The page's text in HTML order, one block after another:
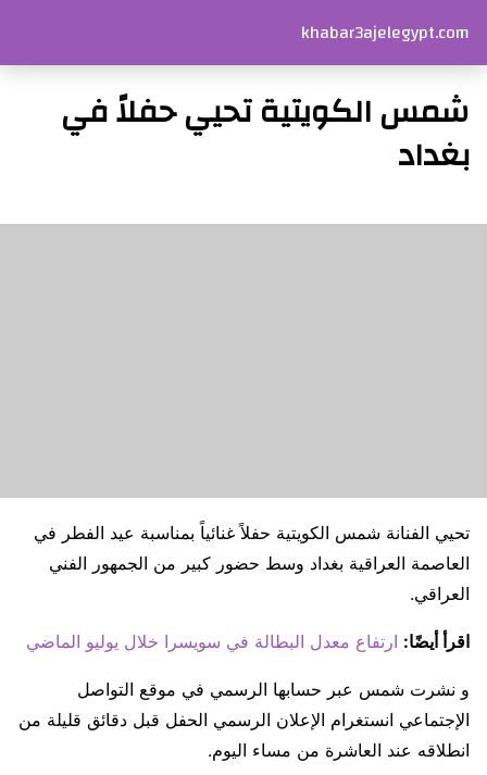
khabar3ajelegypt.com
شمس الكويتية تحيي حفلاً في
بغداد
تحيي الفنانة شمس الكويتية حفلاً غنائياً بمناسبة عيد الفطر في
العاصمة العراقية بغداد وسط حضور كبير من الجمهور الفني
العراقي.
اقرأ أيضًا: ارتفاع معدل البطالة في سويسرا خلال يوليو الماضي
و نشرت شمس عبر حسابها الرسمي في موقع التواصل
الإجتماعي انستغرام الإعلان الرسمي الحفل قبل دقائق قليلة من
انطلاقه عند العاشرة من مساء اليوم.